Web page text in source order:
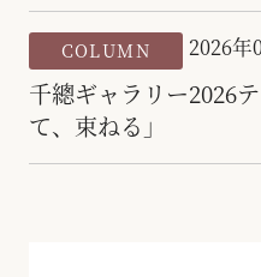
2026年
COLUMN
千總ギャラリー2026
て、束ねる」